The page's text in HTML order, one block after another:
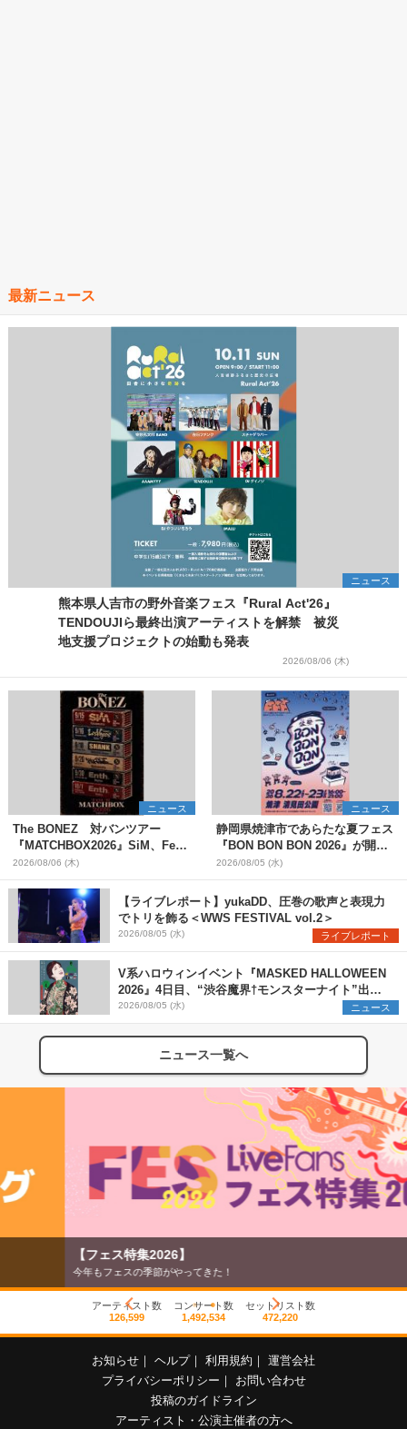
最新ニュース
ニュース
熊本県人吉市の野外音楽フェス『Rural Act'26』
TENDOUJIら最終出演アーティストを解禁 被災
地支援プロジェクトの始動も発表
2026/08/06 (木)
ニュース
The BONEZ 対バンツアー
『MATCHBOX2026』SiM、Fear,
and Loathing in Las Vegasら対
バンアーティストを一斉解禁
2026/08/06 (木)
ニュース
静岡県焼津市であらたな夏フェス
『BON BON BON 2026』が開
催 音楽ライブ×盆踊り×DJ×屋台
グルメ×ランタンナイトで彩る2日
間
2026/08/05 (水)
【ライブレポート】yukaDD、圧巻の歌声と表現力
でトリを飾る＜WWS FESTIVAL vol.2＞
2026/08/05 (水) ライブレポート
V系ハロウィンイベント『MASKED HALLOWEEN
2026』4日目、“渋谷魔界†モンスターナイト”出演6
組を発表
2026/08/05 (水) ニュース
ニュース一覧へ
【フェス特集2026】
今年もフェスの季節がやってきた！
アーティスト数
126,599
コンサート数
1,492,534
セットリスト数
472,220
お知らせ ｜ ヘルプ｜ 利用規約 ｜ 運営会社
プライバシーポリシー ｜
お問い合わせ
投稿のガイドライン
アーティスト・公演主催者の方へ